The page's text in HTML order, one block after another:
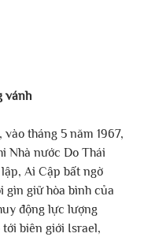
vánh
tháng 5 năm 1967,
Nhà nước Do Thái
Ai Cập bất ngờ
gìn giữ hòa bình của
động lực lượng
biên giới Israel,